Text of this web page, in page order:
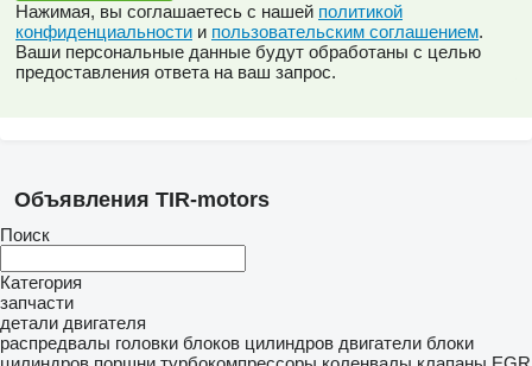
Нажимая, вы соглашаетесь с нашей политикой
конфиденциальности и пользовательским соглашением.
Ваши персональные данные будут обработаны с целью
предоставления ответа на ваш запрос.
Объявления TIR-motors
Поиск
Категория
запчасти
детали двигателя
распредвалы головки блоков цилиндров двигатели блоки